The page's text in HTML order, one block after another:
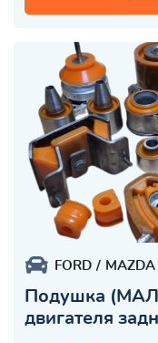
FORD MAZDA
Подушка
двигателя